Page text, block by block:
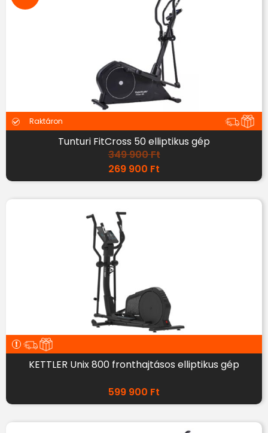
Raktáron
Tunturi FitCross 50 elliptikus gép
349 900Ft
269 900 Ft
KETTLER Unix 800 fronthajtásos elliptikus gép
599 900 Ft